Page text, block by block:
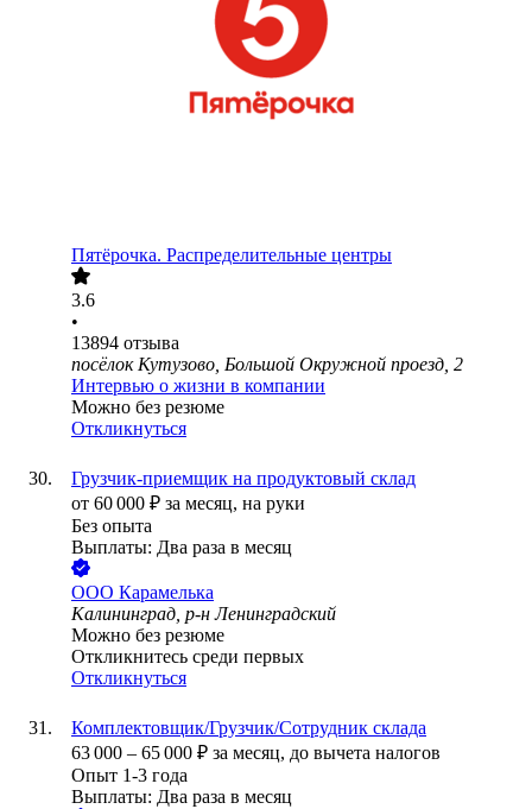
Пятёрочка. Распределительные центры
3.6
•
13894 отзыва
посёлок Кутузово, Большой Окружной проезд, 2
Интервью о жизни в компании
Можно без резюме
Откликнуться
Грузчик-приемщик на продуктовый склад
от 60 000 ₽ за месяц, на руки
Без опыта
Выплаты: Два раза в месяц
ООО Карамелька
Калининград, р-н Ленинградский
Можно без резюме
Откликнитесь среди первых
Откликнуться
Комплектовщик/Грузчик/Сотрудник склада
63 000 – 65 000 ₽ за месяц, до вычета налогов
Опыт 1-3 года
Выплаты: Два раза в месяц